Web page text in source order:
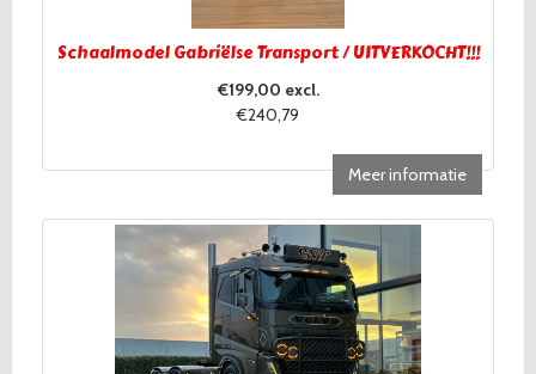
Schaalmodel Gabriëlse Transport / UITVERKOCHT!!!
€199,00 excl.
€240,79
Meer informatie